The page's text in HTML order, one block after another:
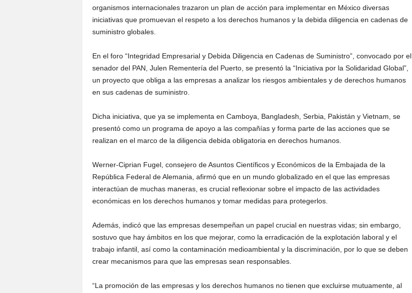
organismos internacionales trazaron un plan de acción para implementar en México diversas
iniciativas que promuevan el respeto a los derechos humanos y la debida diligencia en cadenas de
suministro globales.
En el foro “Integridad Empresarial y Debida Diligencia en Cadenas de Suministro”, convocado por el
senador del PAN, Julen Rementería del Puerto, se presentó la “Iniciativa por la Solidaridad Global”,
un proyecto que obliga a las empresas a analizar los riesgos ambientales y de derechos humanos
en sus cadenas de suministro.
Dicha iniciativa, que ya se implementa en Camboya, Bangladesh, Serbia, Pakistán y Vietnam, se
presentó como un programa de apoyo a las compañías y forma parte de las acciones que se
realizan en el marco de la diligencia debida obligatoria en derechos humanos.
Werner-Ciprian Fugel, consejero de Asuntos Científicos y Económicos de la Embajada de la
República Federal de Alemania, afirmó que en un mundo globalizado en el que las empresas
interactúan de muchas maneras, es crucial reflexionar sobre el impacto de las actividades
económicas en los derechos humanos y tomar medidas para protegerlos.
Además, indicó que las empresas desempeñan un papel crucial en nuestras vidas; sin embargo,
sostuvo que hay ámbitos en los que mejorar, como la erradicación de la explotación laboral y el
trabajo infantil, así como la contaminación medioambiental y la discriminación, por lo que se deben
crear mecanismos para que las empresas sean responsables.
“La promoción de las empresas y los derechos humanos no tienen que excluirse mutuamente, al